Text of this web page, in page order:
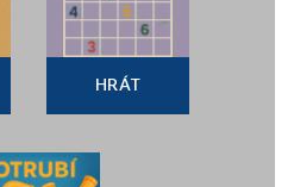
HRÁT